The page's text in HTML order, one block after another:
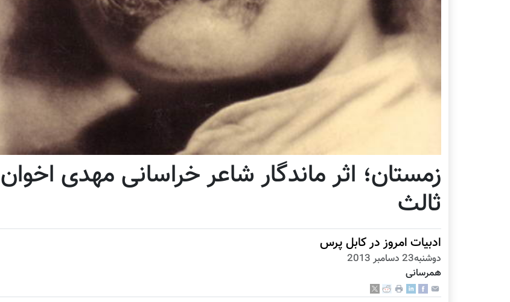
زمستان؛ اثر ماندگار شاعر خراسانی مهدی اخوان
ثالث
ادبیات امروز در کابل پرس
دوشنبه23 دسامبر 2013
همرسانی